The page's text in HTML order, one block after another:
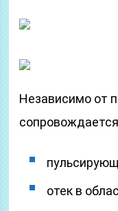
Независимо от
отек в